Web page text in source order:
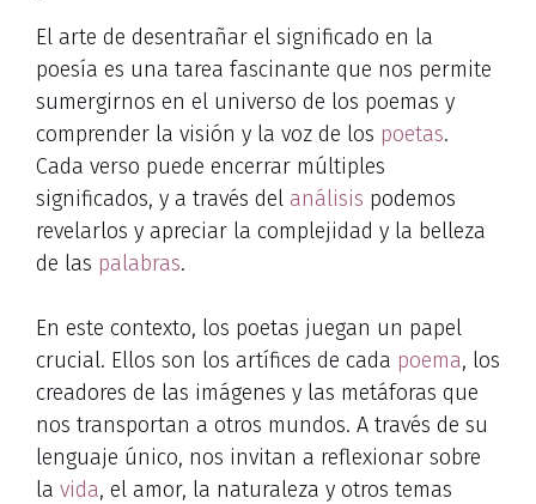
El arte de desentrañar el significado en la
poesía es una tarea fascinante que nos permite
sumergirnos en el universo de los poemas y
comprender la visión y la voz de los poetas.
Cada verso puede encerrar múltiples
significados, y a través del análisis podemos
revelarlos y apreciar la complejidad y la belleza
de las palabras.
En este contexto, los poetas juegan un papel
crucial. Ellos son los artífices de cada poema, los
creadores de las imágenes y las metáforas que
nos transportan a otros mundos. A través de su
lenguaje único, nos invitan a reflexionar sobre
la vida, el amor, la naturaleza y otros temas